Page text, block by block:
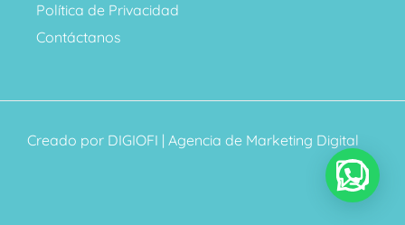
Política de Privacidad
Contáctanos
Creado por DIGIOFI | Agencia de Marketing Digital